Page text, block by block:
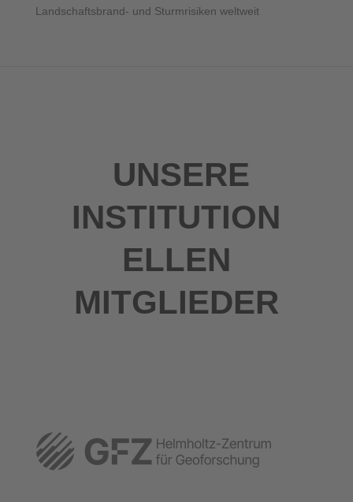
Landschaftsbrand- und Sturmrisiken weltweit
UNSERE
INSTITUTION
ELLEN
MITGLIEDER